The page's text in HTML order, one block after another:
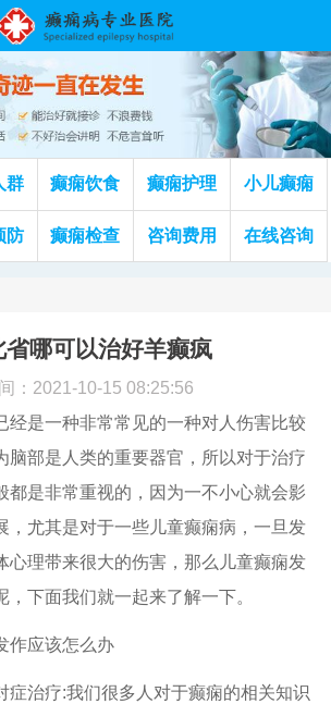
群 癫痫饮食 癫痫护理 小儿癫痫
防 癫痫检查 咨询费用 在线咨询
省哪可以治好羊癫疯
：2021-10-15 08:25:56
是一种非常常见的一种对人伤害比较
脑部是人类的重要器官，所以对于治疗
都是非常重视的，因为一不小心就会影
，尤其是对于一些儿童癫痫病，一旦发
心理带来很大的伤害，那么儿童癫痫发
下面我们就一起来了解一下。
应该怎么办
治疗:我们很多人对于癫痫的相关知识